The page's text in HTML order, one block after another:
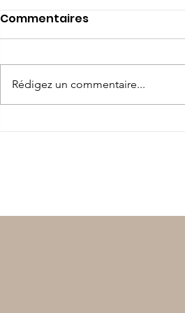
Commentaires
Rédigez un commentaire...